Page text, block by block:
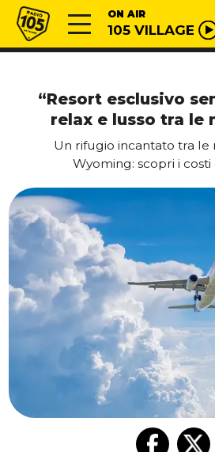
Vai al contenuto
Radio 105 ON AIR
105 VILLAGE
“Resort esclusivo
relax e lusso tra le
Un rifugio incantato tra
Wyoming: scopri i